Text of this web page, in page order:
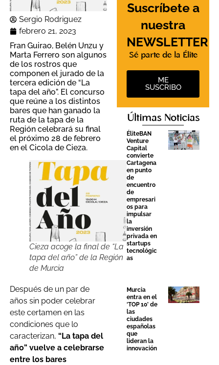
Sergio Rodriguez
febrero 21, 2023
Fran Guirao, Belén Unzu y
Marta Ferrero son algunos
de los rostros que
componen el jurado de la
tercera edición de “La
tapa del año”. El concurso
que reúne a los distintos
bares que han ganado la
ruta de la tapa de la
Región celebrará su final
el próximo 28 de febrero
en el Cicola de Cieza.
Cieza acoge la final de “La
tapa del año” de la Región
de Murcia
Después de un par de
años sin poder celebrar
este certamen en las
condiciones que lo
caracterizan, “La tapa del
año” vuelve a celebrarse
entre los bares
Suscríbete a
nuestra
NEWSLETTER
Sé parte de la Élite
ME
SUSCRIBO
Últimas Noticias
ÉliteBAN
Venture
Capital
convierte
Cartagena
en punto
de
encuentro
de
empresari
os para
impulsar
la
inversión
privada en
startups
tecnológic
as
Murcia
entra en el
‘TOP 10’ de
las
ciudades
españolas
que
lideran la
innovación